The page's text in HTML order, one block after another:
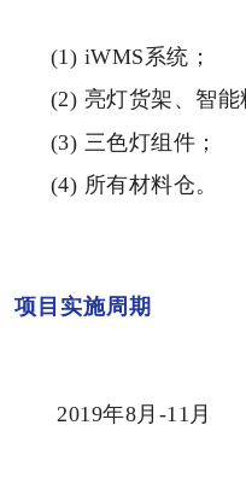
(1) iWMS系统；
(2) 亮灯货架、智能
(3) 三色灯组件；
(4) 所有材料仓。
项目实施周期
2019年8月-11月